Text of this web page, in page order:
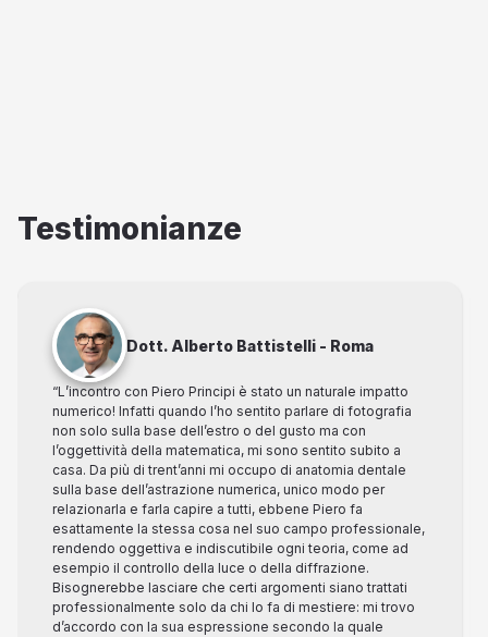
Testimonianze
Dott. Alberto Battistelli - Roma
“L’incontro con Piero Principi è stato un naturale impatto
numerico! Infatti quando l’ho sentito parlare di fotografia
non solo sulla base dell’estro o del gusto ma con
l’oggettività della matematica, mi sono sentito subito a
casa. Da più di trent’anni mi occupo di anatomia dentale
sulla base dell’astrazione numerica, unico modo per
relazionarla e farla capire a tutti, ebbene Piero fa
esattamente la stessa cosa nel suo campo professionale,
rendendo oggettiva e indiscutibile ogni teoria, come ad
esempio il controllo della luce o della diffrazione.
Bisognerebbe lasciare che certi argomenti siano trattati
professionalmente solo da chi lo fa di mestiere: mi trovo
d’accordo con la sua espressione secondo la quale